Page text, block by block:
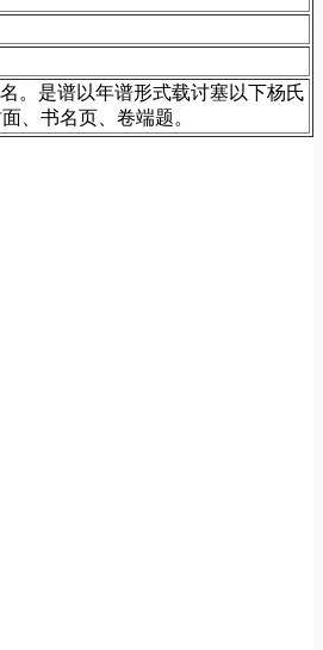
。是谱以年谱形式载讨塞以下杨氏
、书名页、卷端题。